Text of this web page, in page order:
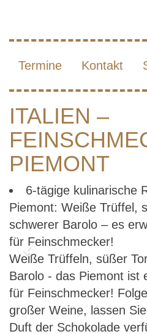
Termine Kontakt
ITALIEN –
PIEMONT
6-tägige kulinarische
Piemont: Weiße Trüffel,
schwerer Barolo – es
für Feinschmecker!
Previous
Weiße Trüffeln, süßer
Barolo - das Piemont ist
für Feinschmecker!
großer Weine, lassen
Duft der Schokolade